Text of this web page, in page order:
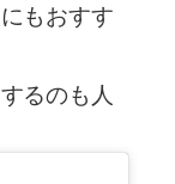
もおすす
るのも人